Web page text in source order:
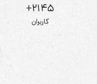
2145+
کاربران